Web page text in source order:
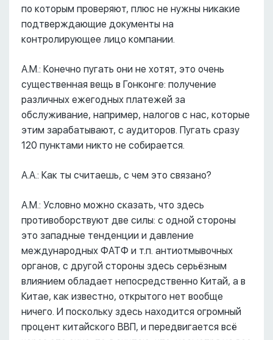
по которым проверяют, плюс не нужны никакие
подтверждающие документы на
контролирующее лицо компании.
А.М.: Конечно пугать они не хотят, это очень
существенная вещь в Гонконге: получение
различных ежегодных платежей за
обслуживание, например, налогов с нас, которые
этим зарабатывают, с аудиторов. Пугать сразу
120 пунктами никто не собирается.
А.А.: Как ты считаешь, с чем это связано?
А.М.: Условно можно сказать, что здесь
противоборствуют две силы: с одной стороны
это западные тенденции и давление
международных ФАТФ и т.п. антиотмывочных
органов, с другой стороны здесь серьёзным
влиянием обладает непосредственно Китай, а в
Китае, как известно, открытого нет вообще
ничего. И поскольку здесь находится огромный
процент китайского ВВП, и передвигается всё